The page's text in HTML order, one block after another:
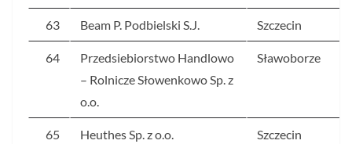
63 Beam P. Podbielski S.J. Szczecin
64
Przedsiebiorstwo Handlowo
– Rolnicze Słowenkowo Sp. z
o.o.
Sławoborze
65 Heuthes Sp. z o.o. Szczecin